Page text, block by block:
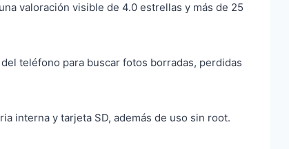
valoración visible de 4.0 estrellas y más de 25
teléfono para buscar fotos borradas, perdidas
interna y tarjeta SD, además de uso sin root.